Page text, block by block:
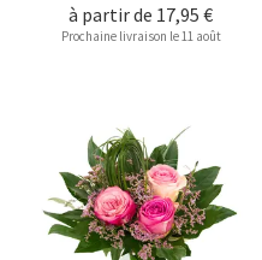
à partir de 17,95 €
Prochaine livraison le 11 août